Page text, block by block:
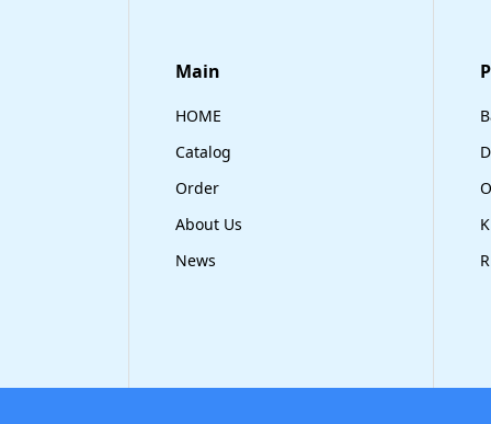
Main
HOME
Catalog
Order
About Us
News